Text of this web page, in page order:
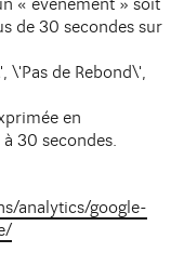
de 30 secondes sur
\'Pas de Rebond\',
en
30 secondes.
analytics/google-